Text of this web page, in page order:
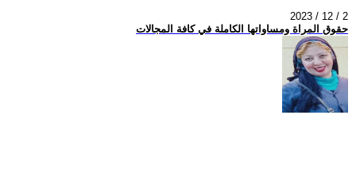
2023 / 12 / 2
حقوق المراة ومساواتها الكاملة في كافة المجالات